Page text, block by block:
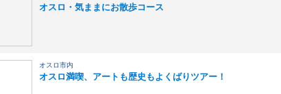
オスロ・気ままにお散歩コース
オスロ市内
オスロ満喫、アートも歴史もよくばりツアー！